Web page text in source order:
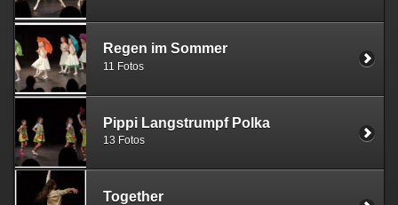
Regen im Sommer
11 Fotos
Pippi Langstrumpf Polka
13 Fotos
Together